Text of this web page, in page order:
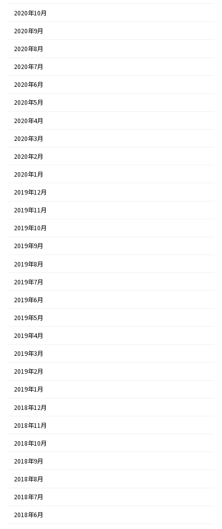
2020年10月
2020年9月
2020年8月
2020年7月
2020年6月
2020年5月
2020年4月
2020年3月
2020年2月
2020年1月
2019年12月
2019年11月
2019年10月
2019年9月
2019年8月
2019年7月
2019年6月
2019年5月
2019年4月
2019年3月
2019年2月
2019年1月
2018年12月
2018年11月
2018年10月
2018年9月
2018年8月
2018年7月
2018年6月